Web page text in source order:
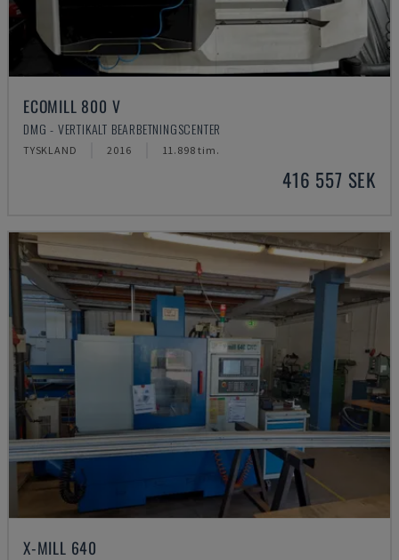
ECOMILL 800 V
DMG - VERTIKALT BEARBETNINGSCENTER
TYSKLAND 2016 11.898 tim.
416 557 SEK
X-MILL 640